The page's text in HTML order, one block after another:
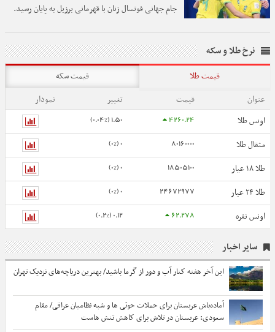
جام جهانی فوتسال زنان با قهرمانی برزیل به پایان رسید.
نرخ طلا و سکه
قیمت طلا
قیمت سکه
عنوان
قیمت تغییر
نمودار
اونس طلا
4260.24
1.50 (0.04%)
مثقال طلا 80160000
0 (0%)
طلا ۱۸ عیار 18505100
0 (0%)
طلا ۲۴ عیار 24672977
0 (0%)
اونس نقره 62.278
0.12 (0.2%)
سایر اخبار
این آخر هفته کنار آب و دور از گرما باشید/ بهترین دریاچه‌های نزدیک تهران
آماده‌باش عربستان برای حملات حوثی ها و شبه نظامیان عراقی/ مقام
سعودی: عربستان در تلاش برای کاهش تنش هاست